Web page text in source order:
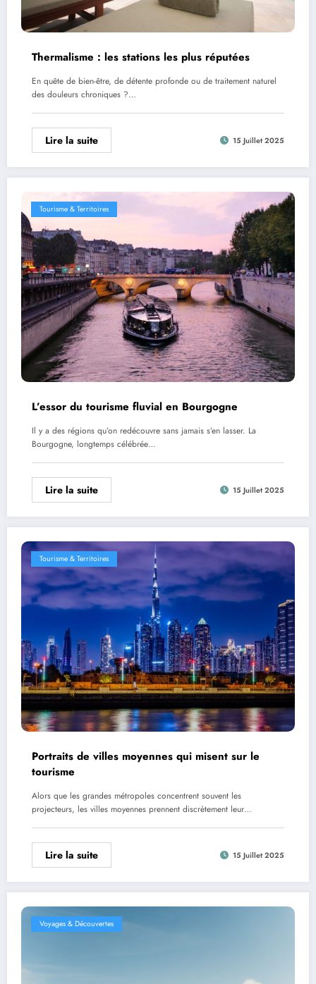
Thermalisme : les stations les plus réputées
En quête de bien-être, de détente profonde ou de traitement naturel
des douleurs chroniques ?…
Lire la suite 15 Juillet 2025
Tourisme & Territoires
L’essor du tourisme fluvial en Bourgogne
Il y a des régions qu’on redécouvre sans jamais s’en lasser. La
Bourgogne, longtemps célébrée…
Lire la suite 15 Juillet 2025
Tourisme & Territoires
Portraits de villes moyennes qui misent sur le
tourisme
Alors que les grandes métropoles concentrent souvent les
projecteurs, les villes moyennes prennent discrètement leur…
Lire la suite 15 Juillet 2025
Voyages & Découvertes